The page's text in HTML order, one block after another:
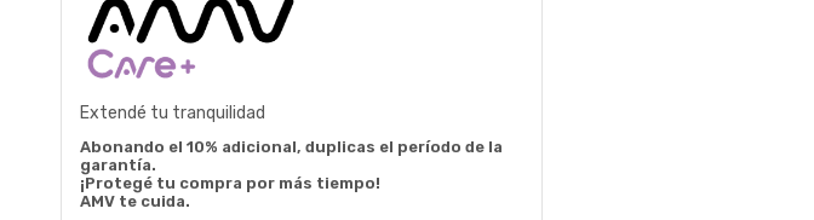
Extendé tu tranquilidad
Abonando el 10% adicional, duplicas el período de la
garantía.
¡Protegé tu compra por más tiempo!
AMV te cuida.